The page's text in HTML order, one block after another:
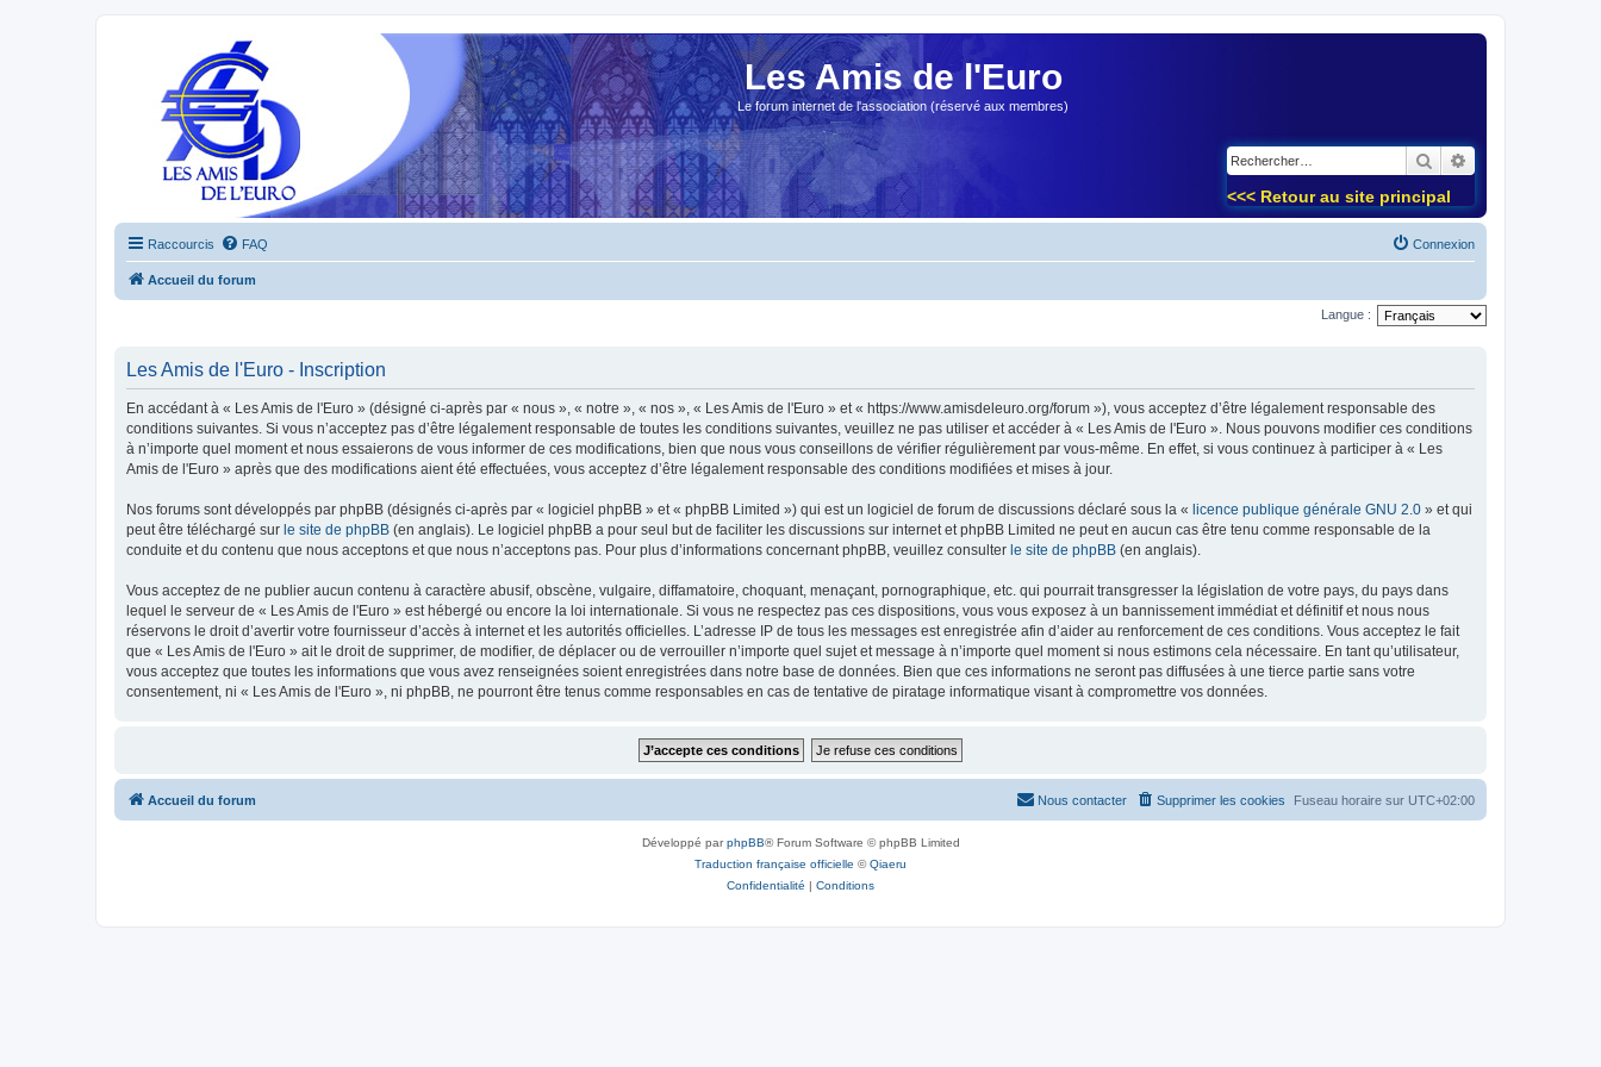
Les Amis de l'Euro
Le forum internet de l'association (réservé aux membres)
Rechercher
<<< Retour au site principal
Raccourcis FAQ Connexion
Accueil du forum
Langue :
Les Amis de l'Euro - Inscription
En accédant à « Les Amis de l'Euro » (désigné ci-après par « nous », « notre », « nos », « Les Amis de l'Euro » et « https://www.amisdeleuro.org/forum »), vous acceptez d’être légalement responsable des
conditions suivantes. Si vous n’acceptez pas d’être légalement responsable de toutes les conditions suivantes, veuillez ne pas utiliser et accéder à « Les Amis de l'Euro ». Nous pouvons modifier ces conditions
à n’importe quel moment et nous essaierons de vous informer de ces modifications, bien que nous vous conseillons de vérifier régulièrement par vous-même. En effet, si vous continuez à participer à « Les
Amis de l'Euro » après que des modifications aient été effectuées, vous acceptez d’être légalement responsable des conditions modifiées et mises à jour.
Nos forums sont développés par phpBB (désignés ci-après par « logiciel phpBB » et « phpBB Limited ») qui est un logiciel de forum de discussions déclaré sous la « licence publique générale GNU 2.0 » et qui
peut être téléchargé sur le site de phpBB (en anglais). Le logiciel phpBB a pour seul but de faciliter les discussions sur internet et phpBB Limited ne peut en aucun cas être tenu comme responsable de la
conduite et du contenu que nous acceptons et que nous n’acceptons pas. Pour plus d’informations concernant phpBB, veuillez consulter le site de phpBB (en anglais).
Vous acceptez de ne publier aucun contenu à caractère abusif, obscène, vulgaire, diffamatoire, choquant, menaçant, pornographique, etc. qui pourrait transgresser la législation de votre pays, du pays dans
lequel le serveur de « Les Amis de l'Euro » est hébergé ou encore la loi internationale. Si vous ne respectez pas ces dispositions, vous vous exposez à un bannissement immédiat et définitif et nous nous
réservons le droit d’avertir votre fournisseur d’accès à internet et les autorités officielles. L’adresse IP de tous les messages est enregistrée afin d’aider au renforcement de ces conditions. Vous acceptez le fait
que « Les Amis de l'Euro » ait le droit de supprimer, de modifier, de déplacer ou de verrouiller n’importe quel sujet et message à n’importe quel moment si nous estimons cela nécessaire. En tant qu’utilisateur,
vous acceptez que toutes les informations que vous avez renseignées soient enregistrées dans notre base de données. Bien que ces informations ne seront pas diffusées à une tierce partie sans votre
consentement, ni « Les Amis de l'Euro », ni phpBB, ne pourront être tenus comme responsables en cas de tentative de piratage informatique visant à compromettre vos données.
Accueil du forum Fuseau horaire sur UTC+02:00
Supprimer les cookies
Nous contacter
Développé parphpBB® Forum Software © phpBB Limited
Traduction française officielle ©Qiaeru
Confidentialité | Conditions